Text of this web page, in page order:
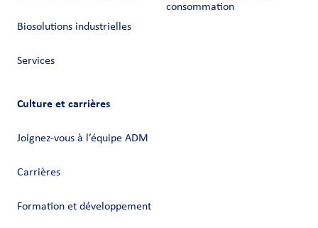
Biosolutions industrielles
Services
consommation
Culture et carrières
Joignez-vous à l’équipe ADM
Carrières
Formation et développement